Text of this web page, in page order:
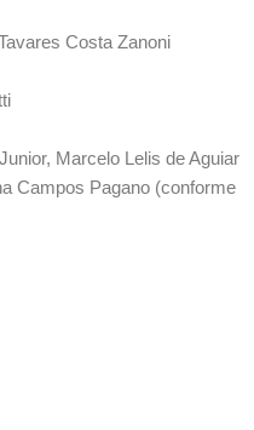
Costa Zanoni
Marcelo Lelis de Aguiar
Campos Pagano (conforme